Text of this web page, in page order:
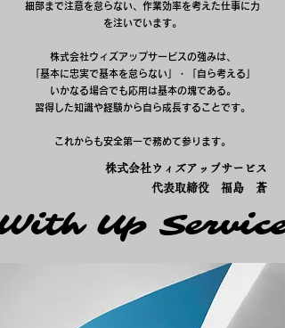
細部まで注意を怠らない、作業効率を考えた仕事に力
を注いでいます。
株式会社ウィズアップサービスの強みは、
「基本に忠実で基本を怠らない」・「自ら考える」
いかなる場合でも応用は基本の塊である。
習得した知識や経験から自ら成長することです。
​これからも安全第一で務めて参ります。
株式会社ウィズアップサービス
​代表取締役 福島 蒼
Up Service
Up Service